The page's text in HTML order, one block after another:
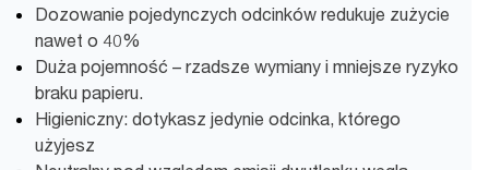
Dozowanie pojedynczych odcinków redukuje zużycie
nawet o 40%
Duża pojemność – rzadsze wymiany i mniejsze ryzyko
braku papieru.
Higieniczny: dotykasz jedynie odcinka, którego
użyjesz